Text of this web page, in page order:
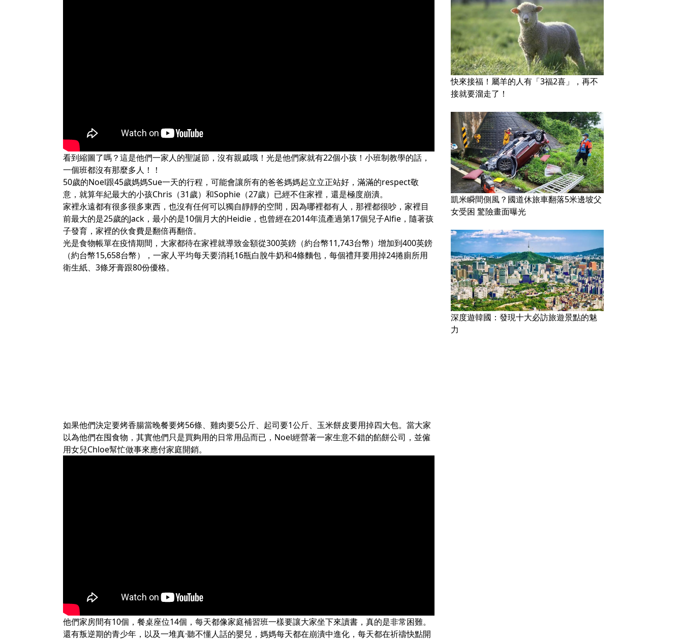
看到縮圖了嗎？這是他們一家人的聖誕節，沒有親戚哦！光是他們家就有22個小孩！小班制教學的話，
一個班都沒有那麼多人！！
50歲的Noel跟45歲媽媽Sue一天的行程，可能會讓所有的爸爸媽媽起立立正站好，滿滿的respect敬
意，就算年紀最大的小孩Chris（31歲）和Sophie（27歲）已經不住家裡，還是極度崩潰。
家裡永遠都有很多很多東西，也沒有任何可以獨自靜靜的空間，因為哪裡都有人，那裡都很吵，家裡目
前最大的是25歲的Jack，最小的是10個月大的Heidie，也曾經在2014年流產過第17個兒子Alfie，隨著孩
子發育，家裡的伙食費是翻倍再翻倍。
光是食物帳單在疫情期間，大家都待在家裡就導致金額從300英鎊（約台幣11,743台幣）增加到400英鎊
（約台幣15,658台幣），一家人平均每天要消耗16瓶白脫牛奶和4條麵包，每個禮拜要用掉24捲廁所用
衛生紙、3條牙膏跟80份優格。
如果他們決定要烤香腸當晚餐要烤56條、雞肉要5公斤、起司要1公斤、玉米餅皮要用掉四大包。當大家
以為他們在囤食物，其實他們只是買夠用的日常用品而已，Noel經營著一家生意不錯的餡餅公司，並僱
用女兒Chloe幫忙做事來應付家庭開銷。
他們家房間有10個，餐桌座位14個，每天都像家庭補習班一樣要讓大家坐下來讀書，真的是非常困難。
還有叛逆期的青少年，以及一堆真·聽不懂人話的嬰兒，媽媽每天都在崩潰中進化，每天都在祈禱快點開
快來接福！屬羊的人有「3福2喜」，再不
接就要溜走了！
凱米瞬間側風？國道休旅車翻落5米邊坡父
女受困 驚險畫面曝光
深度遊韓國：發現十大必訪旅遊景點的魅
力